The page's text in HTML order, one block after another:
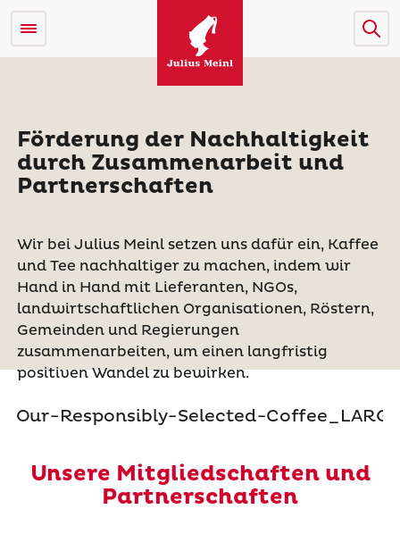
Förderung der Nachhaltigkeit
durch Zusammenarbeit und
Partnerschaften
Wir bei Julius Meinl setzen uns dafür ein, Kaffee
und Tee nachhaltiger zu machen, indem wir
Hand in Hand mit Lieferanten, NGOs,
landwirtschaftlichen Organisationen, Röstern,
Gemeinden und Regierungen
zusammenarbeiten, um einen langfristig
positiven Wandel zu bewirken.
Unsere Mitgliedschaften und
Partnerschaften